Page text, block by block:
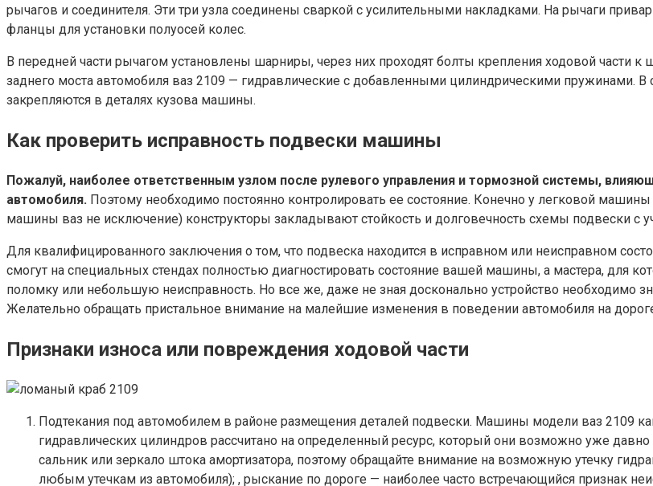
рычагов и соединителя. Эти три узла соединены сваркой с усилительными накладками. На рычаги
фланцы для установки полуосей колес.
В передней части рычагом установлены шарниры, через них проходят болты крепления ходовой части
заднего моста автомобиля ваз 2109 — гидравлические с добавленными цилиндрическими пружинами. В
закрепляются в деталях кузова машины.
Как проверить исправность подвески машины
Пожалуй, наиболее ответственным узлом после рулевого управления и тормозной системы,
автомобиля. Поэтому необходимо постоянно контролировать ее состояние. Конечно у легковой
машины ваз не исключение) конструкторы закладывают стойкость и долговечность схемы подвески с
Для квалифицированного заключения о том, что подвеска находится в исправном или неисправном
смогут на специальных стендах полностью диагностировать состояние вашей машины, а мастера, для
поломку или небольшую неисправность. Но все же, даже не зная досконально устройство необходимо
Желательно обращать пристальное внимание на малейшие изменения в поведении автомобиля на
Признаки износа или повреждения ходовой части
Подтекания под автомобилем в районе размещения деталей подвески. Машины модели ваз 2109
гидравлических цилиндров рассчитано на определенный ресурс, который они возможно уже давно
сальник или зеркало штока амортизатора, поэтому обращайте внимание на возможную утечку
любым утечкам из автомобиля); , рыскание по дороге — наиболее часто встречающийся признак